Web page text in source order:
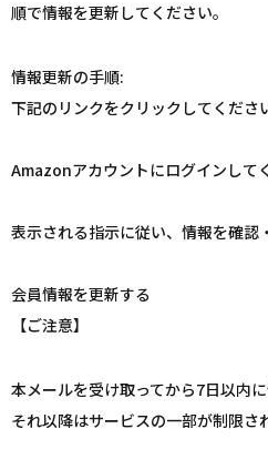
順で情報を更新してください。
情報更新の手順:
下記のリンクをクリックしてくださ
Amazonアカウントにログインして
表示される指示に従い、情報を確認
会員情報を更新する
【ご注意】
本メールを受け取ってから7日以内
それ以降はサービスの一部が制限さ